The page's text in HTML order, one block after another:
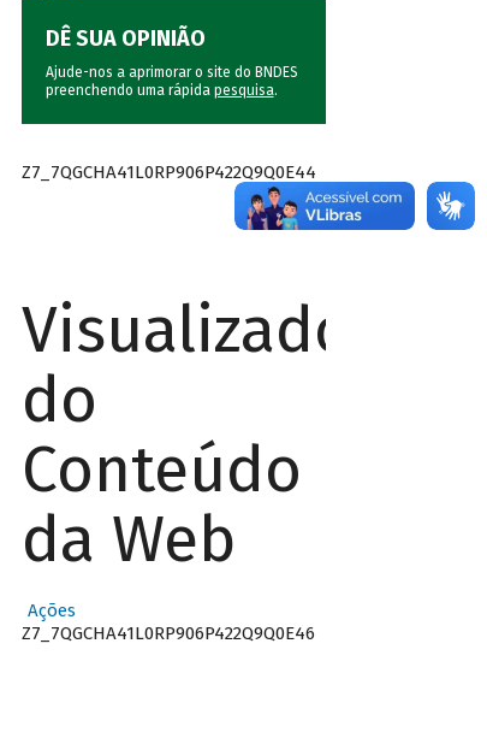
DÊ SUA OPINIÃO
Ajude-nos a aprimorar o site do BNDES
preenchendo uma rápida pesquisa.
Z7_7QGCHA41L0RP906P422Q9Q0E44
Visualizador
do
Conteúdo
da Web
Ações
Z7_7QGCHA41L0RP906P422Q9Q0E46